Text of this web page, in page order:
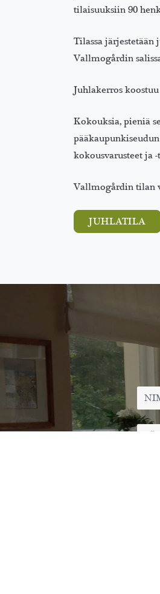
tilaisuuksiin 90
Tilassa
Vallmogårdin
Juhlakerros
Kokouksia, pieniä
kokousvarusteet ja
Vallmogårdin tilan
JUHLATILA